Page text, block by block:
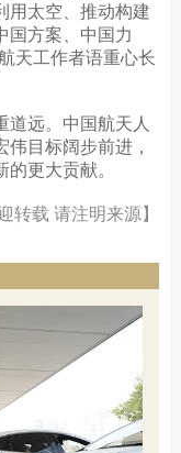
用太空、推动构建
国方案、中国力
天工作者语重心长
远。中国航天人
目标阔步前进，
更大贡献。
转载 请注明来源】